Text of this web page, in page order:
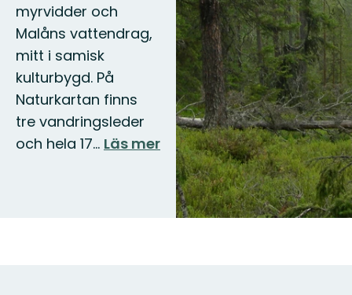
myrvidder och
Malåns vattendrag,
mitt i samisk
kulturbygd. På
Naturkartan finns
tre vandringsleder
och hela 17… Läs mer